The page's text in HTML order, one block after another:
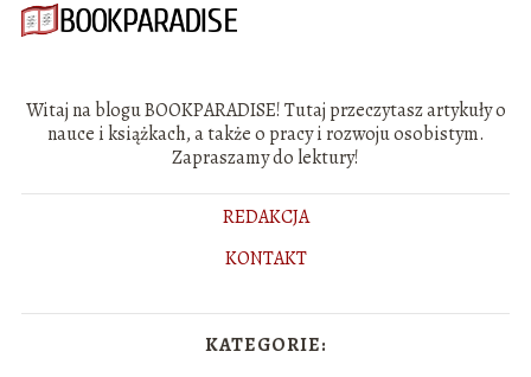
Witaj na blogu BOOKPARADISE! Tutaj przeczytasz artykuły o
nauce i książkach, a także o pracy i rozwoju osobistym.
Zapraszamy do lektury!
REDAKCJA
KONTAKT
KATEGORIE: